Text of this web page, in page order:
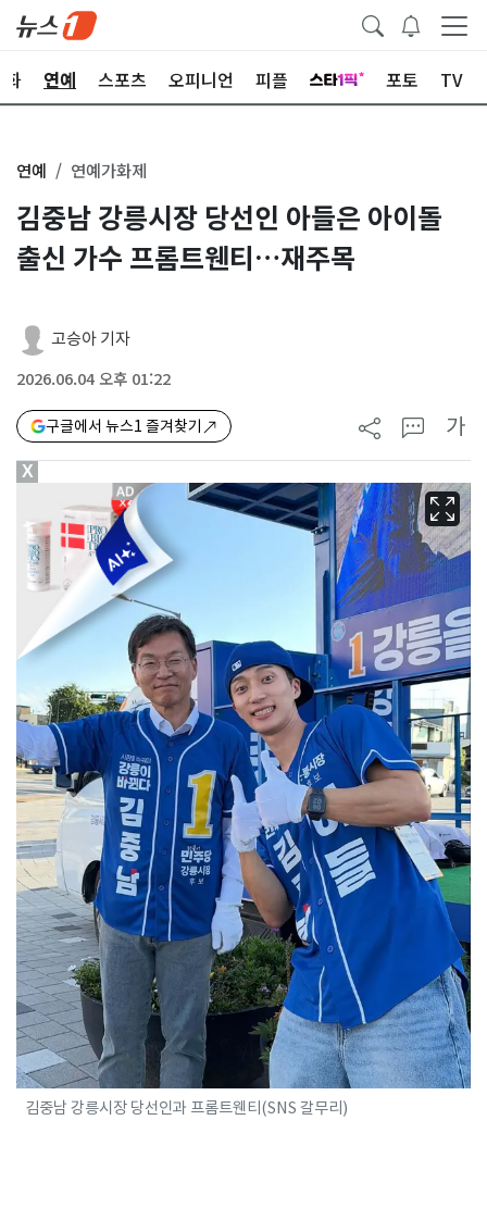
화 연예 스포츠 오피니언 피플 포토 TV
연예 연예가화제
김중남 강릉시장 당선인 아들은 아이돌
출신 가수 프롬트웬티…재주목
고승아 기자
2026.06.04 오후 01:22
구글에서 뉴스1 즐겨찾기 가
김중남 강릉시장 당선인과 프롬트웬티(SNS 갈무리)
X